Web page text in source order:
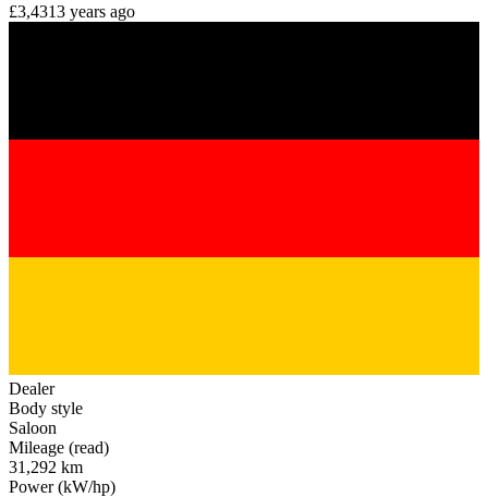
£3,4313 years ago
Dealer
Body style
Saloon
Mileage (read)
31,292 km
Power (kW/hp)